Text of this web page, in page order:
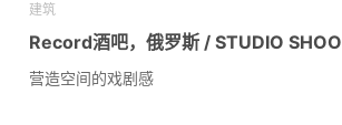
建筑
Record酒吧，俄罗斯 / STUDIO SHOO
营造空间的戏剧感